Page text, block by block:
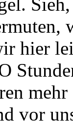
hier
mehr
vor